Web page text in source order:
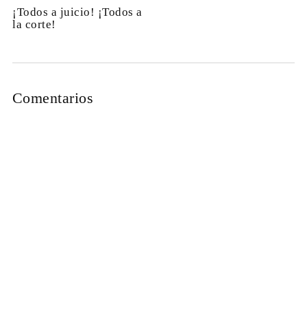
¡Todos a juicio! ¡Todos a
la corte!
Comentarios